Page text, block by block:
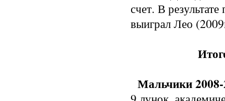
счет. В
выиграл Лео
Мальчики